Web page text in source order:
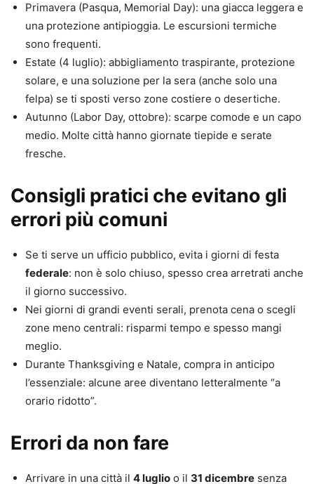
Primavera (Pasqua, Memorial Day): una giacca leggera e
una protezione antipioggia. Le escursioni termiche
sono frequenti.
Estate (4 luglio): abbigliamento traspirante, protezione
solare, e una soluzione per la sera (anche solo una
felpa) se ti sposti verso zone costiere o desertiche.
Autunno (Labor Day, ottobre): scarpe comode e un capo
medio. Molte città hanno giornate tiepide e serate
fresche.
Consigli pratici che evitano gli
errori più comuni
Se ti serve un ufficio pubblico, evita i giorni di festa
federale: non è solo chiuso, spesso crea arretrati anche
il giorno successivo.
Nei giorni di grandi eventi serali, prenota cena o scegli
zone meno centrali: risparmi tempo e spesso mangi
meglio.
Durante Thanksgiving e Natale, compra in anticipo
l’essenziale: alcune aree diventano letteralmente “a
orario ridotto”.
Errori da non fare
Arrivare in una città il 4 luglio o il 31 dicembre senza